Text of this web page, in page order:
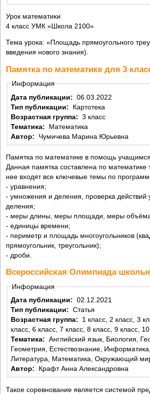
Урок математики
4 класс УМК «Школа 2100»
Тема урока: «Площадь прямоугольного
введения нового знания).
Памятка по математике для 3
Информация
Дата публикации: 06.03.2022
Тип публикации:
Картотека
Возрастная группа: 3 класс
Тематика:
Математика
Автор:
Чумичева Марина Юрьевна
Памятка по математике в помощь учащимся
Данная памятка составлена по математике
нее входят все ключевые темы по
- уравнения;
- умножения и деления, проверка действий
деления;
- меры длины, меры площади, меры
- единицы времени;
- периметр и площадь многоугольников
прямоугольник, треугольник);
- дроби.
Всероссийская Олимпиада
Информация
Дата публикации: 02.12.2021
Тип публикации: Статья
Возрастная группа:
класс, 6 класс, 7 класс, 8 класс, 9 класс,
Тематика: Английский язык, Биология, География,
Геометрия, Естествознание,
Литература, Математика, Окружающий
Автор:
Крафт Анна Александровна
Такое соревнование является системой